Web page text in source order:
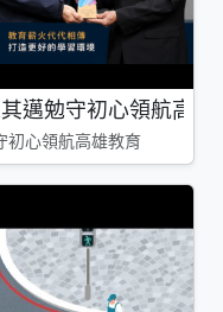
邁勉守初心領航高雄
心領航高雄教育